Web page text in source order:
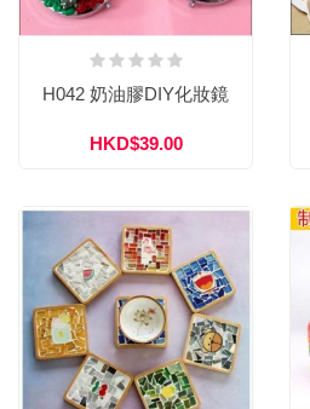
H042 奶油膠DIY化妝鏡
HKD$39.00